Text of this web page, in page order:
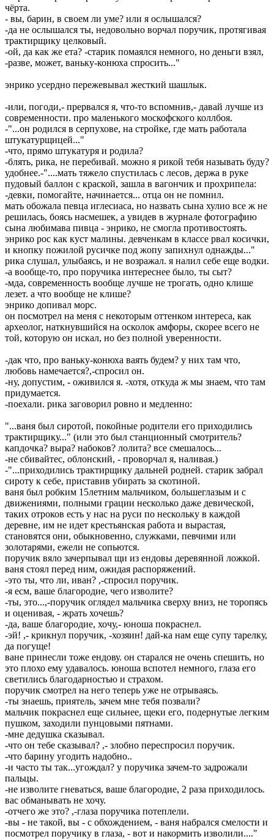
чёрта.
- вы, барин, в своем ли уме? или я ослышался?
-да не ослышался ты, недовольно ворчал поручик, протягивая
трактирщику целковый.
-ой, да как же ета? -старик помаялся немного, но деньги взял,
-разве, может, ваньку-конюха спросить..."
энрико усердно пережевывал жесткий шашлык.
-или, погоди,- прервался я, что-то вспомнив,- давай лучше из
современности. про маленького москофского коллбоя.
-"...он родился в серпухове, на стройке, где мать работала
штукатурщицей..."
-что, прямо штукатуря и родила?
-блять, рика, не перебивай. можно я рикой тебя называть буду?
удобнее.-"....мать тяжело спустилась с лесов, держа в руке
пудовый баллон с краской, зашла в вагончик и прохрипела:
-девки, помогайте, начинается... отца он не помнил.
мать обожала певца иглесиаса, но назвать сына хулио все ж не
решилась, боясь насмешек, а увидев в журнале фотографию
сына любимава пивца - энрико, не смогла противостоять.
энрико рос как куст малины. девченкам в классе рвал косички,
и кнопку пожилой русичке под жопу запихнул однажды..."
рика слушал, улыбаясь, и не возражал. я налил себе еще водки.
-а вообще-то, про поручика интереснее было, ты сыт?
-мда, современность вообще лучше не трогать, одно клише
лезет. а что вообще не клише?
энрико допивал морс.
он посмотрел на меня с некоторым оттенком интереса, как
археолог, наткнувшийся на осколок амфоры, скорее всего не
той, которую он искал, но без полной уверенности.
-дак что, про ваньку-конюха ваять будем? у них там что,
любовь намечается?,-спросил он.
-ну, допустим, - оживился я. -хотя, откуда ж мы знаем, что там
придумается.
-поехали. рика заговорил ровно и медленно:
"...ваня был сиротой, покойные родители его приходились
трактирщику..." (или это был станционный смотритель?
капдочка? выра? набоков? лолита? все смешалось...
-не сбивайтес, облонский, - проворчал я, наливая.)
-"...приходились трактирщику дальней родней. старик забрал
сироту к себе, приставив убирать за скотиной.
ваня был робким 15летним мальчиком, большеглазым и с
движениями, полными грации несколько даже девической,
таких отроков есть у нас на руси по нескольку в каждой
деревне, им не идет крестьянская работа и вырастая,
становятся они, обыкновенно, служками, певчими или
золотарями, ежели не сопьются.
поручик вяло зачерпывал щи из ендовы деревянной ложкой.
ваня стоял перед ним, ожидая распоряжений.
-это ты, что ли, иван? ,-спросил поручик.
-я есм, ваше благородие, чего изволите?
-ты, это...,-поручик оглядел мальчика сверху вниз, не торопясь
и оценивая, - жрать хочешь?
-да, ваше благородие, хочу,- юноша покраснел.
-эй! ,- крикнул поручик, -хозяин! дай-ка нам еще супу тарелку,
да погуще!
ване принесли тоже ендову. он старался не очень спешить, но
это плохо ему удавалось. юноша вспотел немного, глаза его
светились благодарностью и страхом.
поручик смотрел на него теперь уже не отрываясь.
-ты знаешь, приятель, зачем мне тебя позвали?
мальчик покраснел еще сильнее, щеки его, подернутые легким
пушком, заходили пунцовыми пятнами.
-мне дедушка сказывал.
-что он тебе сказывал? ,- злобно переспросил поручик.
-что барину угодить надобно..
-и часто ты так...угождал? у поручика зачем-то задрожали
пальцы.
-не изволите гневаться, ваше благородие, 2 раза приходилось.
вас обманывать не хочу.
-отчего же это? ,-глаза поручика потеплели.
-вы - не такой, вы - с обхождением, - ваня набрался смелости и
посмотрел поручику в глаза, - вот и накормить изволили...."